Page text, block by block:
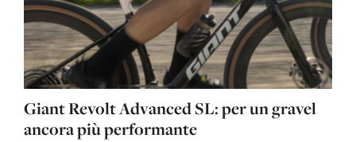
Giant Revolt Advanced SL: per un gravel
ancora più performante